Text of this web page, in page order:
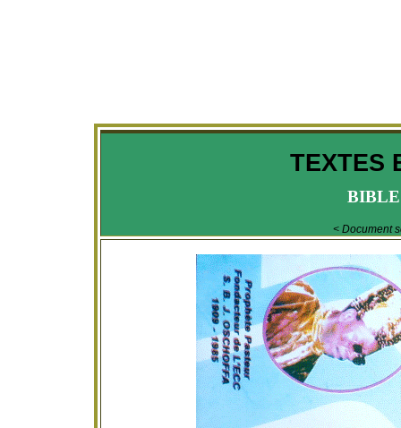
TEXTES
BIBLE
< Document